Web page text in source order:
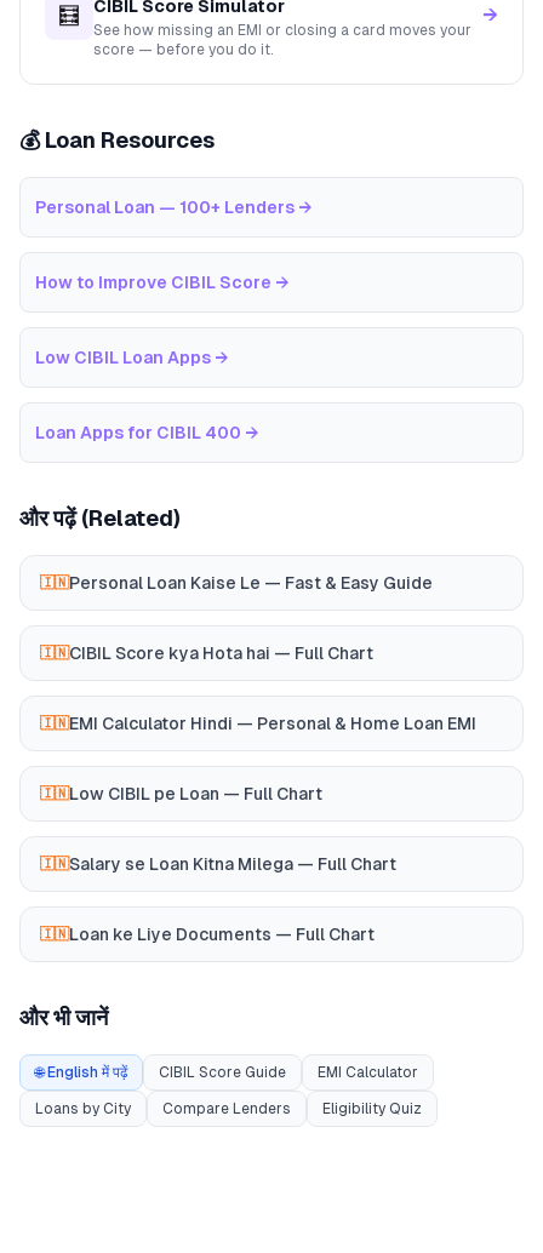
🧮 CIBIL Score Simulator
See how missing an EMI or closing a card moves your
score — before you do it.
→
💰 Loan Resources
Personal Loan — 100+ Lenders →
How to Improve CIBIL Score →
Low CIBIL Loan Apps →
Loan Apps for CIBIL 400 →
और पढ़ें (Related)
🇮🇳Personal Loan Kaise Le — Fast & Easy Guide
🇮🇳CIBIL Score kya Hota hai — Full Chart
🇮🇳EMI Calculator Hindi — Personal & Home Loan EMI
🇮🇳Low CIBIL pe Loan — Full Chart
🇮🇳Salary se Loan Kitna Milega — Full Chart
🇮🇳Loan ke Liye Documents — Full Chart
और भी जानें
🌐 English में पढ़ें CIBIL Score Guide EMI Calculator
Loans by City Compare Lenders Eligibility Quiz